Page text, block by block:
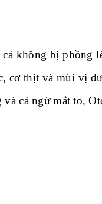
không bị phồng
cơ thịt và mùi vị
cá ngừ mắt to,